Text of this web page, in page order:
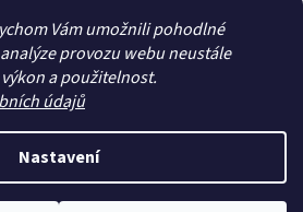
Vám umožnili pohodlné
provozu webu neustále
a použitelnost.
údajů
Nastavení
Heureka.cz
Vytvořil Shoptet